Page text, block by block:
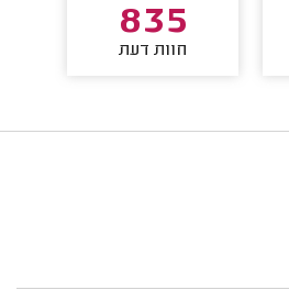
835
חוות דעת